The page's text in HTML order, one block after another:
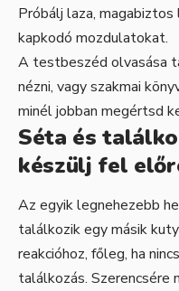
Próbálj laza,
kapkodó mozdulatokat.
A testbeszéd olvasása
nézni, vagy szakmai
minél jobban megértsd
Séta és
készülj fel
Az egyik legnehezebb
találkozik egy másik
reakcióhoz, főleg, ha
találkozás.